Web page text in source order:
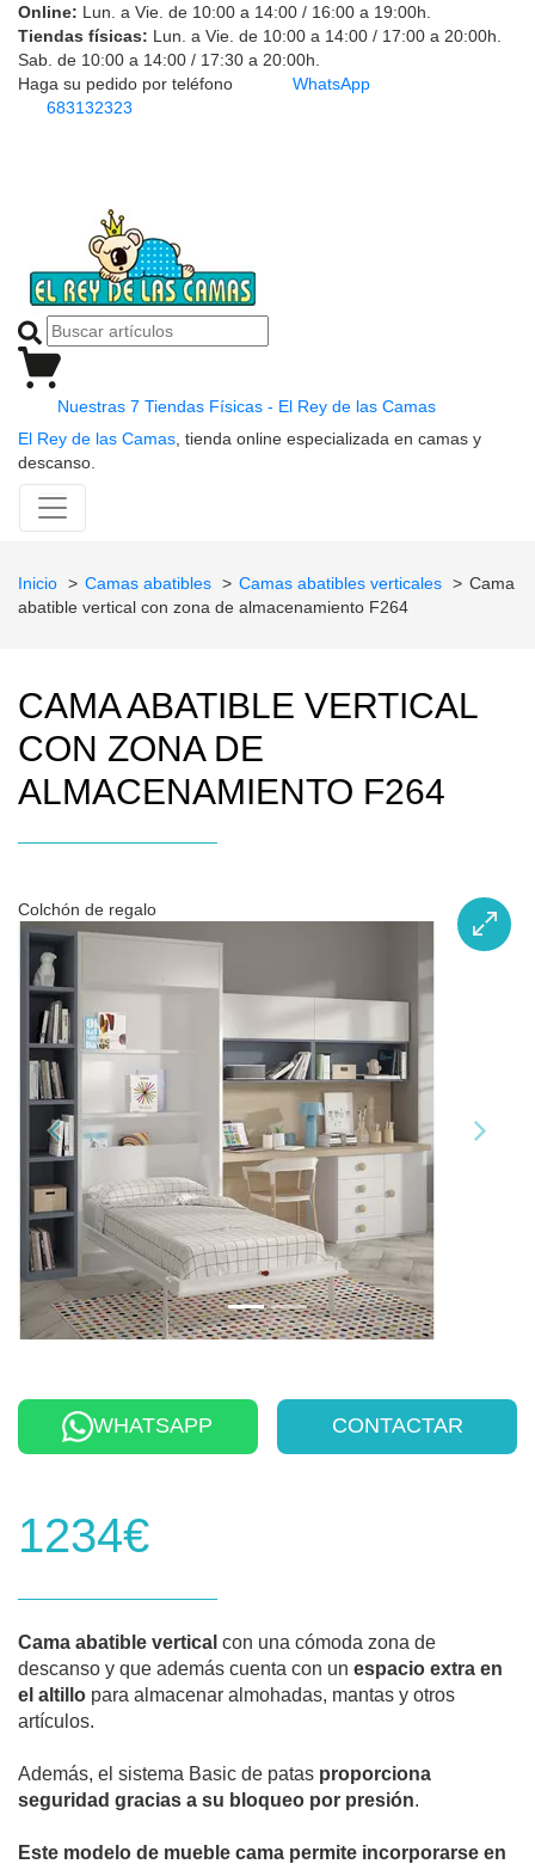
Online: Lun. a Vie. de 10:00 a 14:00 / 16:00 a 19:00h.
Tiendas físicas: Lun. a Vie. de 10:00 a 14:00 / 17:00 a 20:00h.
Sab. de 10:00 a 14:00 / 17:30 a 20:00h.
Haga su pedido por teléfono
683132323
WhatsApp
Nuestras 7 Tiendas Físicas - El Rey de las Camas
El Rey de las Camas , tienda online especializada en camas y
descanso.
Inicio Camas abatibles Camas abatibles verticales
Cama
abatible vertical con zona de almacenamiento F264
CAMA ABATIBLE VERTICAL
CON ZONA DE
ALMACENAMIENTO F264
Colchón de regalo
WHATSAPP CONTACTAR
1234€
Cama abatible vertical con una cómoda zona de
descanso y que además cuenta con un espacio extra en
el altillo para almacenar almohadas, mantas y otros
artículos.
Además, el sistema Basic de patas proporciona
seguridad gracias a su bloqueo por presión.
Este modelo de mueble cama permite incorporarse en